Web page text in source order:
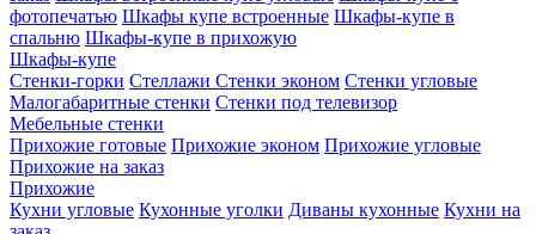
фотопечатью Шкафы купе встроенные Шкафы-купе в
спальню Шкафы-купе в прихожую
Шкафы-купе
Стенки-горки Стеллажи Стенки эконом Стенки угловые
Малогабаритные стенки Стенки под телевизор
Мебельные стенки
Прихожие готовые Прихожие эконом Прихожие угловые
Прихожие на заказ
Прихожие
Кухни угловые Кухонные уголки Диваны кухонные Кухни на